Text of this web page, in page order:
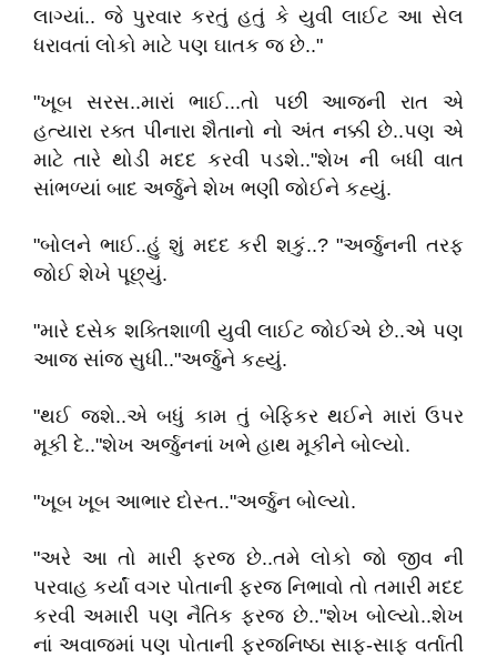
લાગ્યાં.. જે પુરવાર કરતું હતું કે યુવી લાઈટ આ સેલ
ધરાવતાં લોકો માટે પણ ઘાતક જ છે.."
"ખૂબ સરસ..મારાં ભાઈ...તો પછી આજની રાત એ
હત્યારા રક્ત પીનારા શૈતાનો નો અંત નક્કી છે..પણ એ
માટે તારે થોડી મદદ કરવી પડશે.."શેખ ની બધી વાત
સાંભળ્યાં બાદ અર્જુને શેખ ભણી જોઈને કહ્યું.
"બોલને ભાઈ..હું શું મદદ કરી શકું..? "અર્જુનની તરફ
જોઈ શેખે પૂછ્યું.
"મારે દસેક શક્તિશાળી યુવી લાઈટ જોઈએ છે..એ પણ
આજ સાંજ સુધી.."અર્જુને કહ્યું.
"થઈ જશે..એ બધું કામ તું બેફિકર થઈને મારાં ઉપર
મૂકી દે.."શેખ અર્જુનનાં ખભે હાથ મૂકીને બોલ્યો.
"ખૂબ ખૂબ આભાર દોસ્ત.."અર્જુન બોલ્યો.
"અરે આ તો મારી ફરજ છે..તમે લોકો જો જીવ ની
પરવાહ કર્યાં વગર પોતાની ફરજ નિભાવો તો તમારી મદદ
કરવી અમારી પણ નૈતિક ફરજ છે.."શેખ બોલ્યો..શેખ
નાં અવાજમાં પણ પોતાની ફરજનિષ્ઠા સાફ-સાફ વર્તાતી